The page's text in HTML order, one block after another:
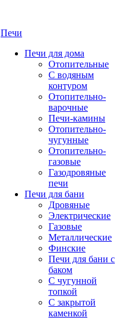
Печи
Печи для дома
Отопительные
C водяным
контуром
Отопительно-
варочные
Печи-камины
Отопительно-
чугунные
Отопительно-
газовые
Газодровяные
печи
Печи для бани
Дровяные
Электрические
Газовые
Металлические
Финские
Печи для бани с
баком
С чугунной
топкой
С закрытой
каменкой